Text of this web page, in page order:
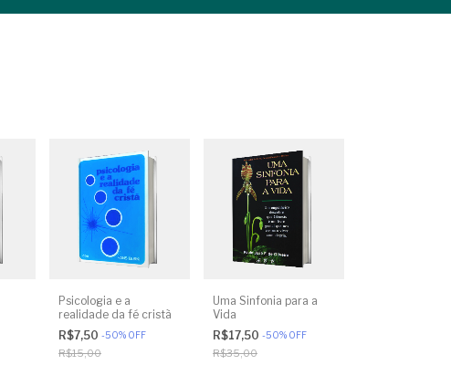
Psicologia e a
realidade da fé cristã
R$7,50 -50% OFF
R$15,00
Uma Sinfonia para a
Vida
R$17,50 -50% OFF
R$35,00